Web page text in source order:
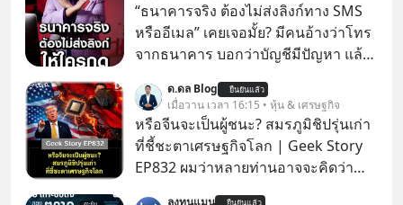
“ธนาคารจริง ต้องไม่ส่งลิงก์ทาง SMS
หรืออีเมล” เคยเจอมั้ย? มีคนอ้างว่าโทร
จากธนาคาร บอกว่าบัญชีมีปัญหา แล้ว
ทันที มาฟัง “ป้าเก๋าเล่ากลโกง” เพื่อรู้ทัน
มุกหลอกลวงในคราบความน่าเชื่อถือ
กันค่ะ #แก้เกมกลโกง #ป้าเก๋าเล่ากล
โกง #LivesSustainably #อยู่อย่าง
ด.ดล Blog ยืนยันแล้ว
เมื่อวาน เวลา 16:15 • หุ้น & เศรษฐกิจ
หรือจีนจะเป็นผู้ชนะ? สมรภูมิชิปรุ่นเก่า
ที่ชี้ชะตาเศรษฐกิจโลก | Geek Story
EP832 ผมว่าหลายท่านอาจจะคิดว่า
ลงทุนแมน ยืนยันแล้ว